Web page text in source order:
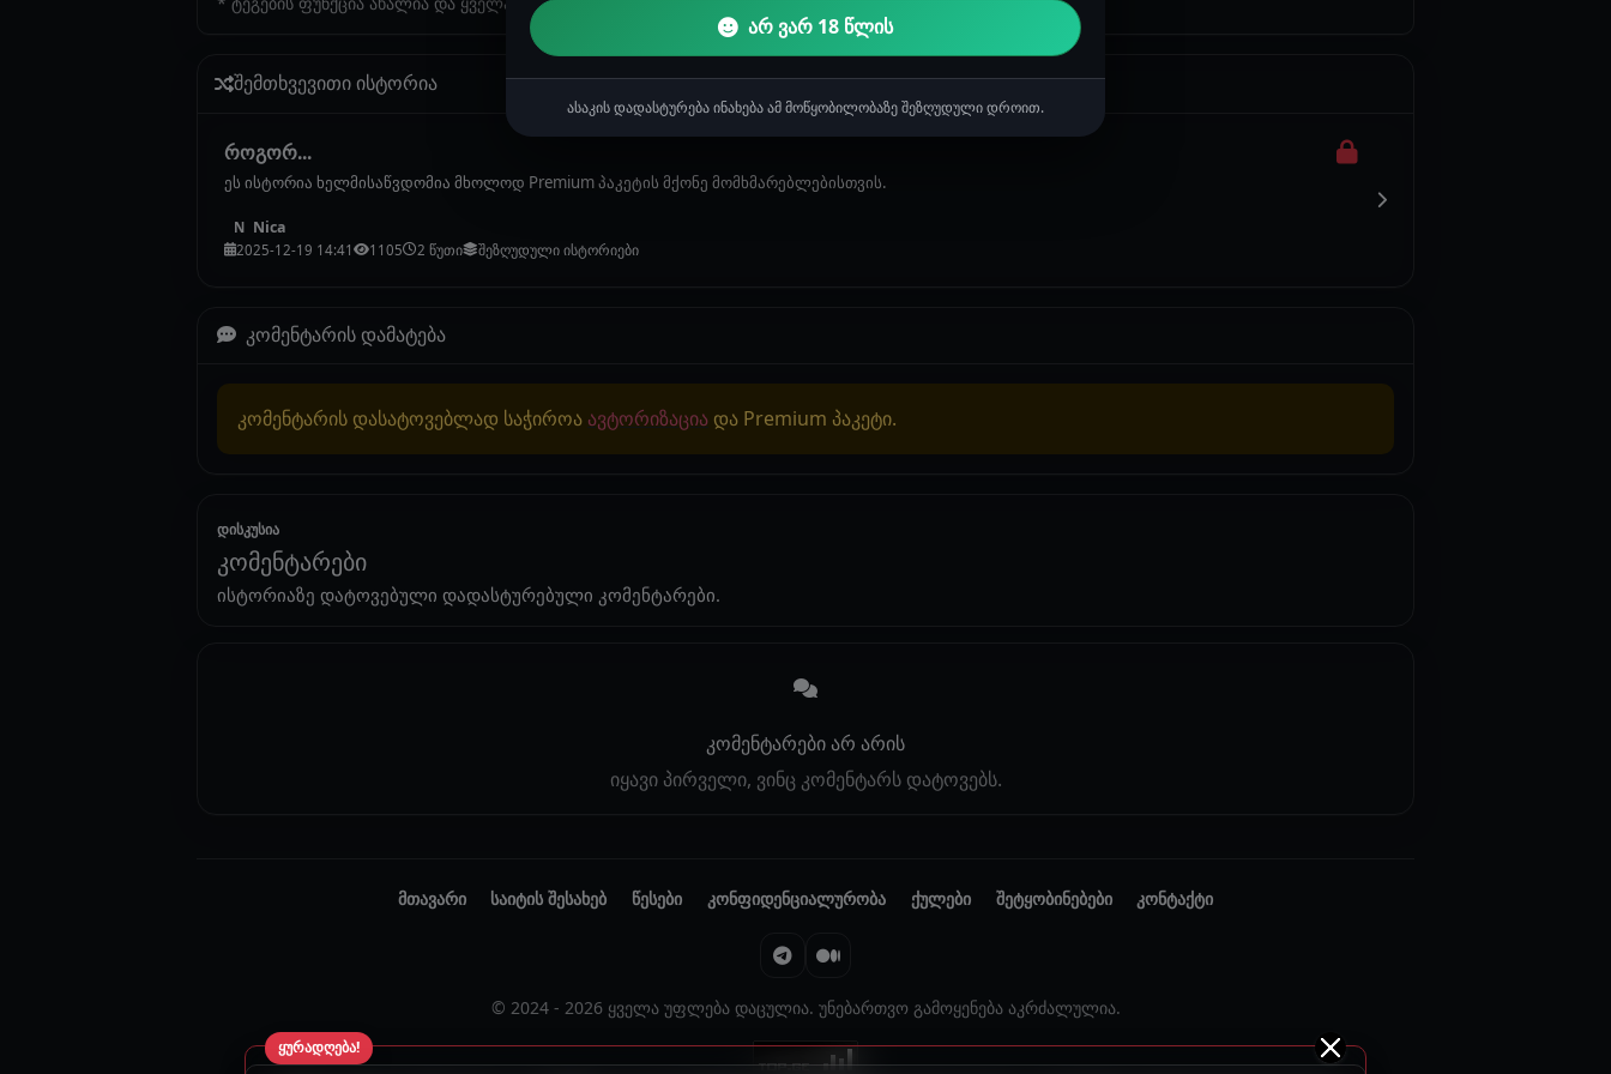
შემთხვევითი ისტორია
როგორ...
ეს ისტორია ხელმისაწვდომია მხოლოდ Premium პაკეტის მქონე მომხმარებლებისთვის.
N Nica
2025-12-19 14:41 1105 2 წუთი შეზღუდული ისტორიები
კომენტარის დამატება
კომენტარის დასატოვებლად საჭიროა ავტორიზაცია და Premium პაკეტი.
დისკუსია
კომენტარები
ისტორიაზე დატოვებული დადასტურებული კომენტარები.
კომენტარები არ არის
იყავი პირველი, ვინც კომენტარს დატოვებს.
ყურადღება!
მთავარი საიტის შესახებ წესები კონფიდენციალურობა ქულები შეტყობინებები კონტაქტი
© 2024 - 2026 ყველა უფლება დაცულია. უნებართვო გამოყენება აკრძალულია.
არ ვარ 18 წლის
ასაკის დადასტურება ინახება ამ მოწყობილობაზე შეზღუდული დროით.